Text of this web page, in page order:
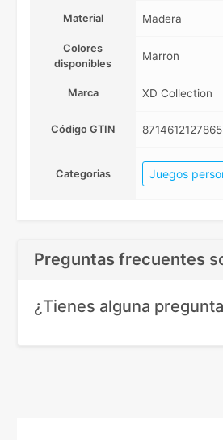
Material Madera
Colores
disponibles
Marron
Marca XD Collection
Código GTIN 8714612127865
Categorias Juegos
Preguntas frecuentes
¿Tienes alguna